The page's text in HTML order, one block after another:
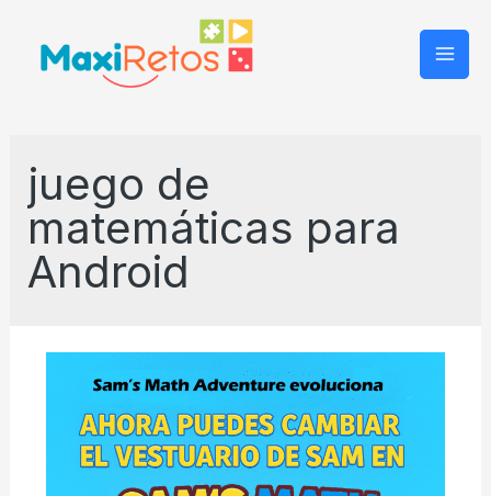
juego de
matemáticas para
Android